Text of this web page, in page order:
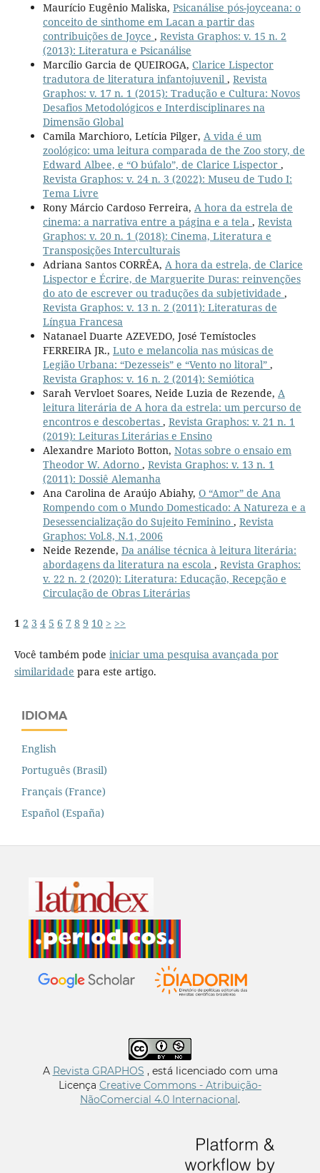
Maurício Eugênio Maliska, Psicanálise pós-joyceana: o
conceito de sinthome em Lacan a partir das
contribuições de Joyce , Revista Graphos: v. 15 n. 2
(2013): Literatura e Psicanálise
Marcílio Garcia de QUEIROGA, Clarice Lispector
tradutora de literatura infantojuvenil , Revista
Graphos: v. 17 n. 1 (2015): Tradução e Cultura: Novos
Desafios Metodológicos e Interdisciplinares na
Dimensão Global
Camila Marchioro, Letícia Pilger, A vida é um
zoológico: uma leitura comparada de the Zoo story, de
Edward Albee, e “O búfalo”, de Clarice Lispector ,
Revista Graphos: v. 24 n. 3 (2022): Museu de Tudo I:
Tema Livre
Rony Márcio Cardoso Ferreira, A hora da estrela de
cinema: a narrativa entre a página e a tela , Revista
Graphos: v. 20 n. 1 (2018): Cinema, Literatura e
Transposições Interculturais
Adriana Santos CORRÊA, A hora da estrela, de Clarice
Lispector e Écrire, de Marguerite Duras: reinvenções
do ato de escrever ou traduções da subjetividade ,
Revista Graphos: v. 13 n. 2 (2011): Literaturas de
Língua Francesa
Natanael Duarte AZEVEDO, José Temístocles
FERREIRA JR., Luto e melancolia nas músicas de
Legião Urbana: “Dezesseis” e “Vento no litoral” ,
Revista Graphos: v. 16 n. 2 (2014): Semiótica
Sarah Vervloet Soares, Neide Luzia de Rezende, A
leitura literária de A hora da estrela: um percurso de
encontros e descobertas , Revista Graphos: v. 21 n. 1
(2019): Leituras Literárias e Ensino
Alexandre Marioto Botton, Notas sobre o ensaio em
Theodor W. Adorno , Revista Graphos: v. 13 n. 1
(2011): Dossiê Alemanha
Ana Carolina de Araújo Abiahy, O “Amor” de Ana
Rompendo com o Mundo Domesticado: A Natureza e a
Desessencialização do Sujeito Feminino , Revista
Graphos: Vol.8, N.1, 2006
Neide Rezende, Da análise técnica à leitura literária:
abordagens da literatura na escola , Revista Graphos:
v. 22 n. 2 (2020): Literatura: Educação, Recepção e
Circulação de Obras Literárias
1 2 3 4 5 6 7 8 9 10 > >>
Você também pode iniciar uma pesquisa avançada por
similaridade para este artigo.
IDIOMA
English
Português (Brasil)
Français (France)
Español (España)
A Revista GRAPHOS , está licenciado com uma
Licença Creative Commons - Atribuição-
NãoComercial 4.0 Internacional.